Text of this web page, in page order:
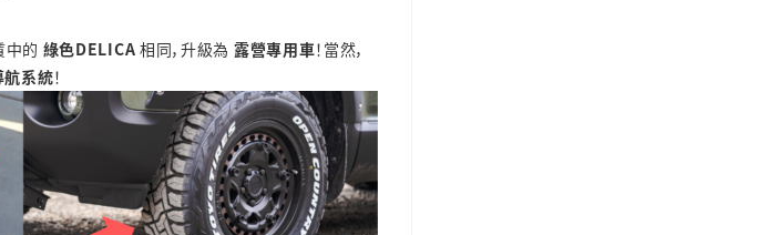
中的 綠色DELICA 相同，升級為 露營專用車！當然，
系統！